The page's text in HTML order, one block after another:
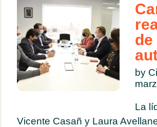
by
La
Vicente Casañ y Laura